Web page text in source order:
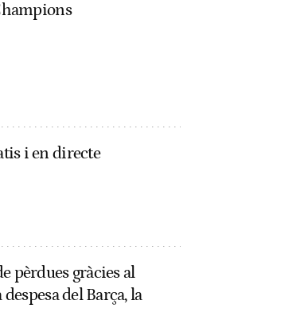
i en directe
pèrdues gràcies al
del Barça, la